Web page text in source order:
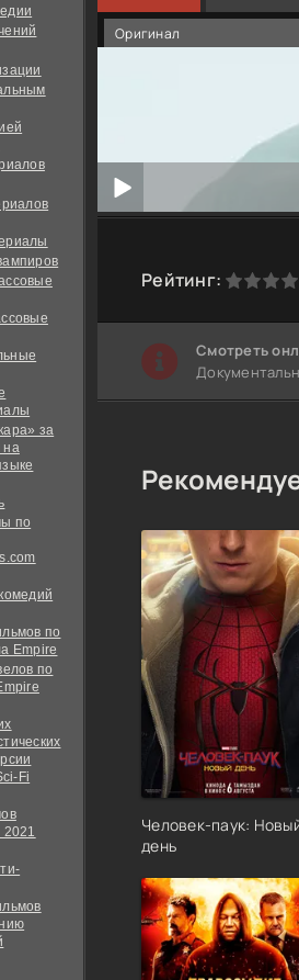
за
на
по
по
Empire
по
Fi
Оригинал
Рейтинг:
0 2 3 4 5
Cмотреть
Человек-паук:
день